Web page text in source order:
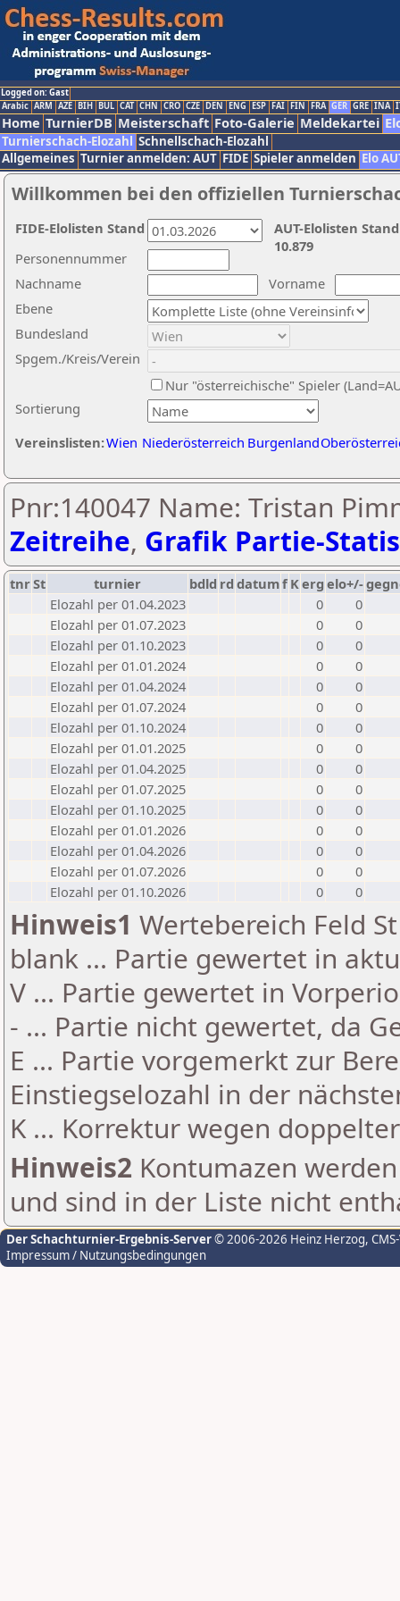
Logged on: Gast
Arabic ARM AZE BIH BUL CAT CHN CRO CZE DEN ENG ESP FAI FIN FRA GER GRE INA
Home TurnierDB Meisterschaft Foto-Galerie Meldekartei
Turnierschach-Elozahl Schnellschach-Elozahl
Allgemeines Turnier anmelden: AUT FIDE Spieler anmelden Elo
Willkommen bei den offiziellen
Nachname
Vorname
Ebene
Sortierung
Personennummer
Bundesland
Spgem./Kreis/Verein
Nur "österreichische" Spieler
Vereinslisten:Wien Niederösterreich Burgenland
AUT-Elolisten
10.879
FIDE-Elolisten Stand
Pnr:140047 Name: Tristan
Zeitreihe, Grafik Partie-
tnrSt turnier bdld rd datumf Kerg elo+/-
Elozahl per 01.04.2023
0
0
Elozahl per 01.07.2023
0
0
Elozahl per 01.10.2023
0
0
Elozahl per 01.01.2024
0
0
Elozahl per 01.04.2024
0
0
Elozahl per 01.07.2024
0
0
Elozahl per 01.10.2024
0
0
Elozahl per 01.01.2025
0
0
Elozahl per 01.04.2025
0
0
Elozahl per 01.07.2025
0
0
Elozahl per 01.10.2025
0
0
Elozahl per 01.01.2026
0
0
Elozahl per 01.04.2026
0
0
Elozahl per 01.07.2026
0
0
Elozahl per 01.10.2026
0 0
Hinweis1 Wertebereich Feld
blank ... Partie gewertet in
V ... Partie gewertet in
- ... Partie nicht gewertet, da
E ... Partie vorgemerkt zur
Einstiegselozahl in der
K ... Korrektur wegen
Hinweis2 Kontumazen
und sind in der Liste nicht
Der Schachturnier-Ergebnis-Server© 2006-2026 Heinz Herzog,
Impressum / Nutzungsbedingungen